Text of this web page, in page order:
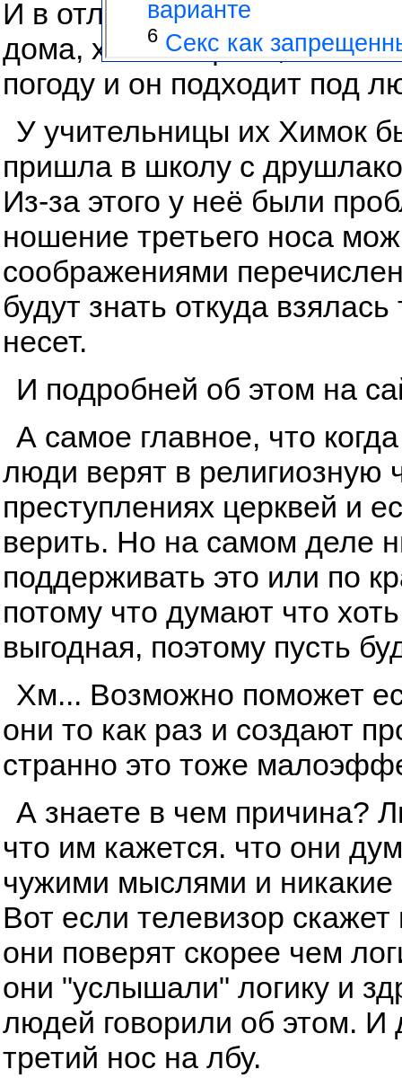
И в отличии от друшлака
дома, хоть в офисе, хоть
погоду и он подходит под
У учительницы их Химок
пришла в школу с
Из-за этого у неё были
ношение третьего носа
соображениями
будут знать откуда
несет.
И подробней об этом на
А самое главное, что
люди верят в религиозную
преступлениях церквей и
верить. Но на самом деле
поддерживать это или по
потому что думают что
выгодная, поэтому пусть
Хм... Возможно поможет
они то как раз и создают
странно это тоже
А знаете в чем причина?
что им кажется. что они
чужими мыслями и никакие
Вот если телевизор скажет
они поверят скорее чем
они "услышали" логику и
людей говорили об этом.
третий нос на лбу.